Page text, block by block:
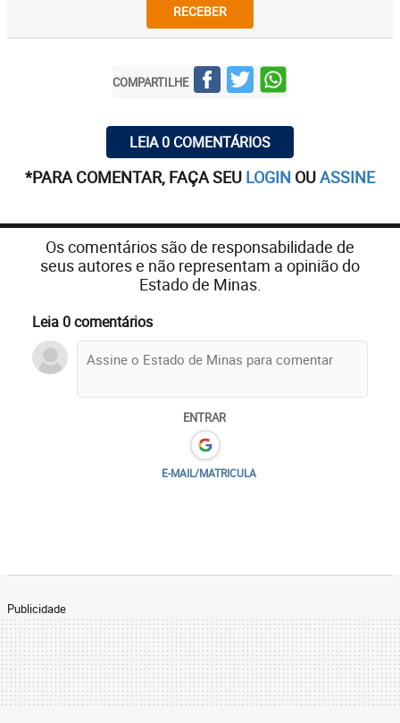
RECEBER
COMPARTILHE
LEIA 0 COMENTÁRIOS
*PARA COMENTAR, FAÇA SEU LOGIN OUASSINE
Os comentários são de responsabilidade de
seus autores e não representam a opinião do
Estado de Minas.
Leia 0 comentários
ENTRAR
E-MAIL/MATRICULA
Publicidade